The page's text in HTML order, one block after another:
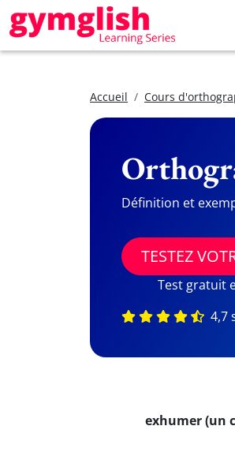
Accueil Cours
Définition et
TESTEZ
Test gratuit
4,7
exhumer (un